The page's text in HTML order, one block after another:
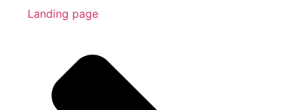
Landing page